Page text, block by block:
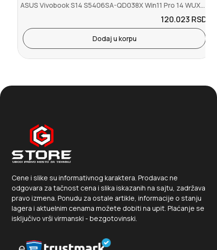
ASUS Vivobook S14 S5406SA-QD038X Win11 Pro 14 WUXGA OLED Core U7-25...
120.023 RSD.
Dodaj u korpu
Cene i slike su informativnog karaktera. Prodavac ne
odgovara za tačnost cena i slika iskazanih na sajtu, zadržava
pravo izmena. Ponudu za ostale artikle, informacije o stanju
lagera i aktuelnim cenama možete dobiti na upit. Plaćanje se
isključivo vrši virmanski - bezgotovinski.